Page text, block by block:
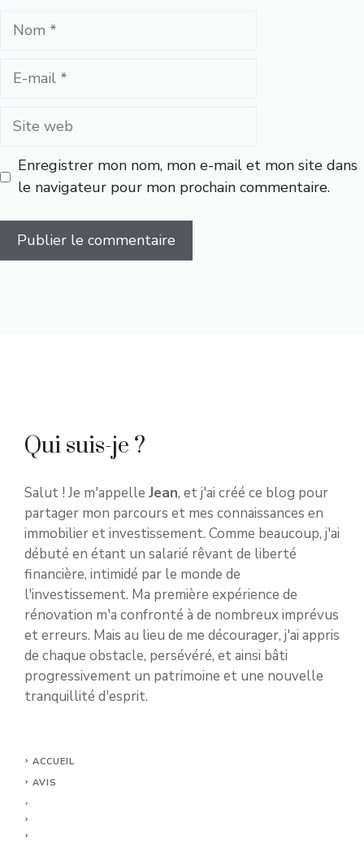
Nom
Site
Enregistrer mon nom, mon e-mail et mon site dans
le navigateur pour mon prochain commentaire.
Qui suis-je ?
Salut ! Je m'appelle Jean, et j'ai créé ce blog pour
partager mon parcours et mes connaissances en
immobilier et investissement. Comme beaucoup, j'ai
débuté en étant un salarié rêvant de liberté
financière, intimidé par le monde de
l'investissement. Ma première expérience de
rénovation m'a confronté à de nombreux imprévus
et erreurs. Mais au lieu de me décourager, j'ai appris
de chaque obstacle, persévéré, et ainsi bâti
progressivement un patrimoine et une nouvelle
tranquillité d'esprit.
ACCUEIL
AVIS